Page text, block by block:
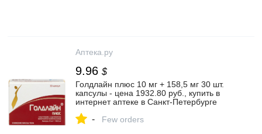
Аптека.ру
9.96 $
Голдлайн плюс 10 мг + 158,5 мг 30 шт.
капсулы - цена 1932.80 руб., купить в
интернет аптеке в Санкт-Петербурге
капсулы, инструкция по применению
- Few orders